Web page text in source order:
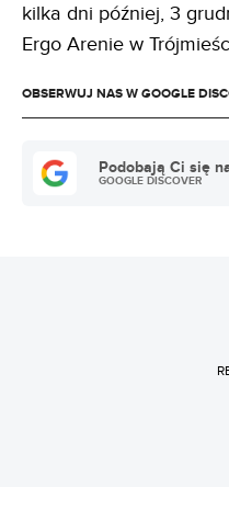
kilka dni później, 3
Ergo Arenie w
OBSERWUJ NAS W GOOGLE
Podobają Ci się
GOOGLE DISCOVER